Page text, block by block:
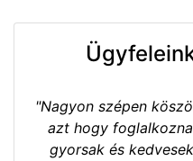
"Nagyon szépen
azt hogy
gyorsak és